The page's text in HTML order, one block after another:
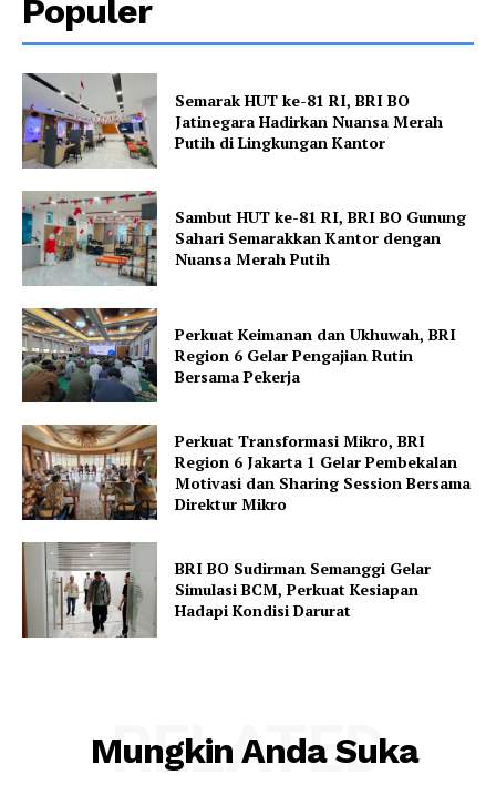
Populer
Semarak HUT ke-81 RI, BRI BO
Jatinegara Hadirkan Nuansa Merah
Putih di Lingkungan Kantor
Sambut HUT ke-81 RI, BRI BO Gunung
Sahari Semarakkan Kantor dengan
Nuansa Merah Putih
Perkuat Keimanan dan Ukhuwah, BRI
Region 6 Gelar Pengajian Rutin
Bersama Pekerja
Perkuat Transformasi Mikro, BRI
Region 6 Jakarta 1 Gelar Pembekalan
Motivasi dan Sharing Session Bersama
Direktur Mikro
BRI BO Sudirman Semanggi Gelar
Simulasi BCM, Perkuat Kesiapan
Hadapi Kondisi Darurat
Mungkin Anda Suka
RELATED